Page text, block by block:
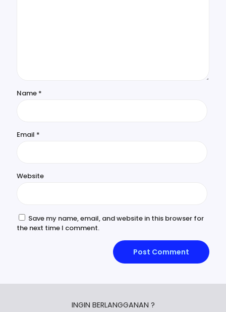
Name *
Email *
Website
Save my name, email, and website in this browser for
the next time I comment.
INGIN BERLANGGANAN ?